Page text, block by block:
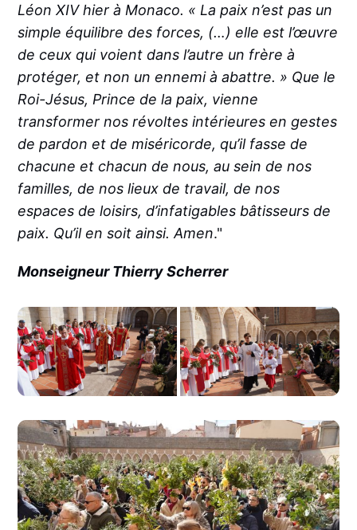
Léon XIV hier à Monaco. « La paix n’est pas un
simple équilibre des forces, (…) elle est l’œuvre
de ceux qui voient dans l’autre un frère à
protéger, et non un ennemi à abattre. » Que le
Roi-Jésus, Prince de la paix, vienne
transformer nos révoltes intérieures en gestes
de pardon et de miséricorde, qu’il fasse de
chacune et chacun de nous, au sein de nos
familles, de nos lieux de travail, de nos
espaces de loisirs, d’infatigables bâtisseurs de
paix. Qu’il en soit ainsi. Amen."
Monseigneur Thierry Scherrer